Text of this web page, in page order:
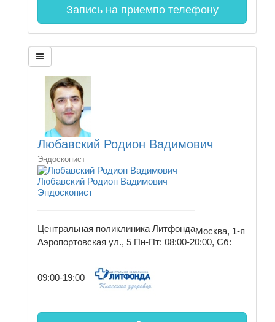
Запись на приемпо телефону
Любавский Родион Вадимович
Эндоскопист
Любавский Родион Вадимович
Эндоскопист
Центральная поликлиника ЛитфондаМосква, 1-я
Аэропортовская ул., 5 Пн-Пт: 08:00-20:00, Сб:
09:00-19:00